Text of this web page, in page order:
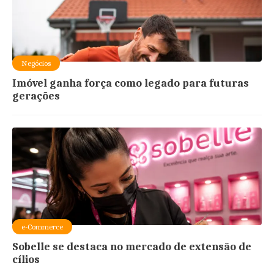
Negócios
Imóvel ganha força como legado para futuras
gerações
e-Commerce
Sobelle se destaca no mercado de extensão de
cílios